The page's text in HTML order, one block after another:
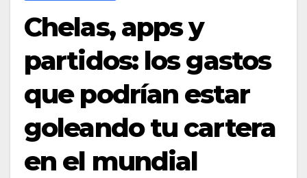
Chelas, apps y
partidos: los gastos
que podrían estar
goleando tu cartera
en el mundial